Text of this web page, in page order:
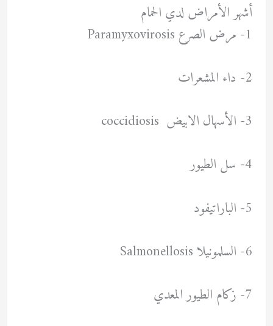
أشهر الأمراض لدي الحمام
1- مرض الصرع Paramyxovirosis
2- داء المشعرات
3- الأسهال الابيض coccidiosis
4- سل الطيور
5- الباراتيفود
6- السلمونيلا Salmonellosis
7- زكام الطيور المعدي